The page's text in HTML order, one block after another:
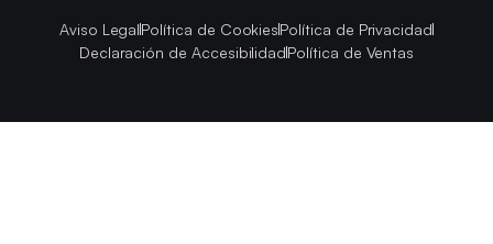
Aviso LegalPolítica de CookiesPolítica de Privacidad
Declaración de AccesibilidadPolítica de Ventas